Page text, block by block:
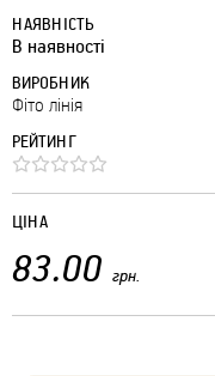
НАЯВНІСТЬ
В наявності
ВИРОБНИК
Фіто лінія
РЕЙТИНГ
ЦІНА
83.00 грн.